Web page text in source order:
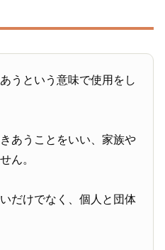
うという意味で使用をし
あうことをいい、家族や
ん。
だけでなく、個人と団体